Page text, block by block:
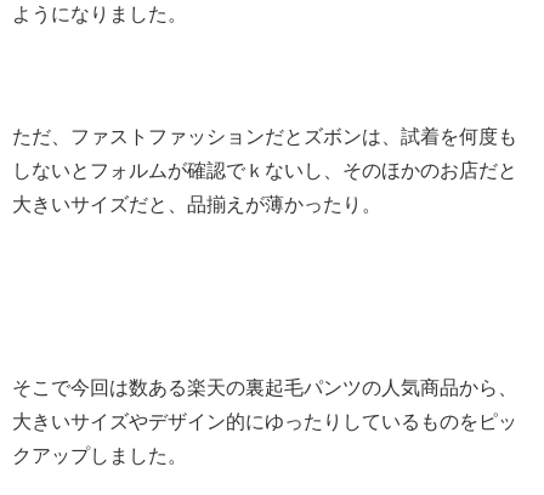
ようになりました。
ただ、ファストファッションだとズボンは、試着を何度も
しないとフォルムが確認でｋないし、そのほかのお店だと
大きいサイズだと、品揃えが薄かったり。
そこで今回は数ある楽天の裏起毛パンツの人気商品から、
大きいサイズやデザイン的にゆったりしているものをピッ
クアップしました。